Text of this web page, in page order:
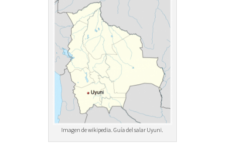
Imagen de wikipedia. Guía del salar Uyuni.